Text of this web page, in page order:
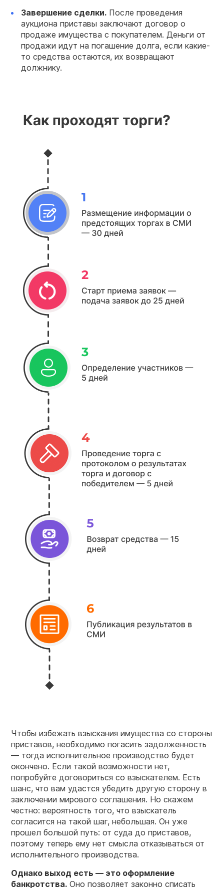
Завершение сделки. После проведения
аукциона приставы заключают договор о
продаже имущества с покупателем. Деньги от
продажи идут на погашение долга, если какие-
то средства остаются, их возвращают
должнику.
Чтобы избежать взыскания имущества со стороны
приставов, необходимо погасить задолженность
— тогда исполнительное производство будет
окончено. Если такой возможности нет,
попробуйте договориться со взыскателем. Есть
шанс, что вам удастся убедить другую сторону в
заключении мирового соглашения. Но скажем
честно: вероятность того, что взыскатель
согласится на такой шаг, небольшая. Он уже
прошел большой путь: от суда до приставов,
поэтому теперь ему нет смысла отказываться от
исполнительного производства.
Однако выход есть — это оформление
банкротства. Оно позволяет законно списать